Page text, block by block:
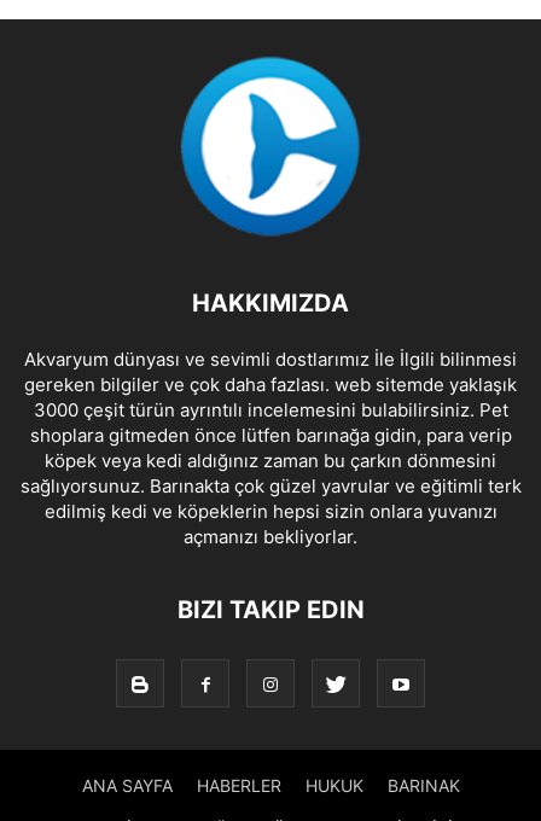
HAKKIMIZDA
Akvaryum dünyası ve sevimli dostlarımız İle İlgili bilinmesi
gereken bilgiler ve çok daha fazlası. web sitemde yaklaşık
3000 çeşit türün ayrıntılı incelemesini bulabilirsiniz. Pet
shoplara gitmeden önce lütfen barınağa gidin, para verip
köpek veya kedi aldığınız zaman bu çarkın dönmesini
sağlıyorsunuz. Barınakta çok güzel yavrular ve eğitimli terk
edilmiş kedi ve köpeklerin hepsi sizin onlara yuvanızı
açmanızı bekliyorlar.
BIZI TAKIP EDIN
ANA SAYFA HABERLER HUKUK BARINAK